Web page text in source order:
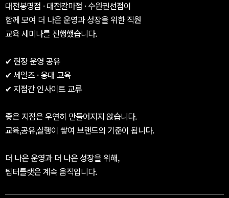
대전봉명점 · 대전갈마점 · 수원권선점이
함께 모여 더 나은 운영과 성장을 위한 직원
교육 세미나를 진행했습니다.
✔ 현장 운영 공유
✔ 세일즈 · 응대 교육
✔ 지점간 인사이트 교류
좋은 지점은 우연히 만들어지지 않습니다.
교육,공유,실행이 쌓여 브랜드의 기준이 됩니다.
더 나은 운영과 더 나은 성장을 위해,
팀터틀랫은 계속 움직입니다.